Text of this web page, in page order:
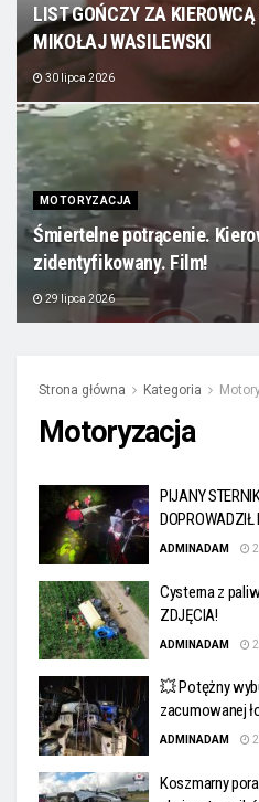
LIST GOŃCZY ZA
MIKOŁAJ WASILEWSKI
30 lipca 2026
MOTORYZACJA
Śmiertelne potrącenie.
zidentyfikowany. Film!
29 lipca 2026
Strona główna Kategoria
Motoryzacja
PIJANY
DOPROWADZIŁ
ADMINADAM
Cysterna z
ZDJĘCIA!
ADMINADAM
💥 Potężny
zacumowanej
ADMINADAM
Koszmarny